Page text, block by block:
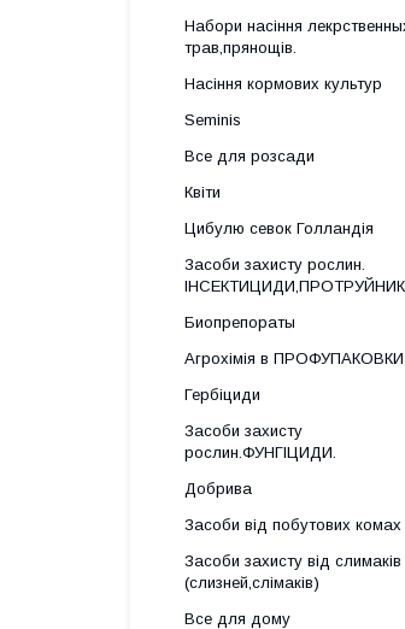
Набори насіння
трав,прянощів.
Насіння кормових культур
Seminis
Все для розсади
Квіти
Цибулю севок Голландія
Засоби захисту рослин.
Биопрепораты
Агрохімія в ПРОФУПАКОВКИ
Гербіциди
Засоби захисту
рослин.ФУНГІЦИДИ.
Добрива
Засоби від побутових комах
Засоби захисту від слимаків
(слизней,слімаків)
Все для дому